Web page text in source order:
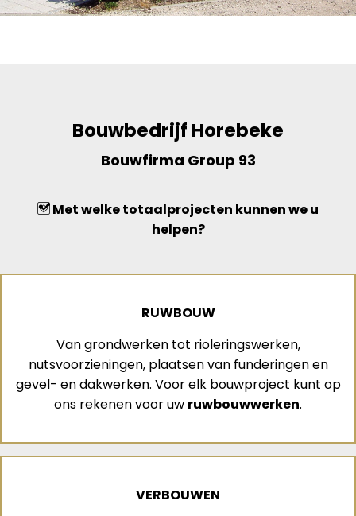
Bouwbedrijf Horebeke
Bouwfirma Group 93
Met welke totaalprojecten kunnen we u
helpen?
RUWBOUW
Van grondwerken tot rioleringswerken,
nutsvoorzieningen, plaatsen van funderingen en
gevel- en dakwerken. Voor elk bouwproject kunt op
ons rekenen voor uw ruwbouwwerken.
VERBOUWEN